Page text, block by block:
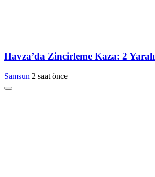
Havza’da Zincirleme Kaza: 2 Yaralı
Samsun 2 saat önce